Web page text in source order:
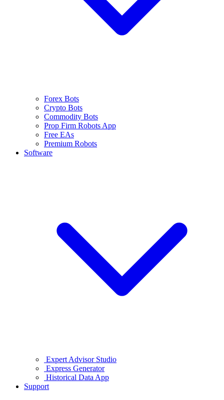
Forex Bots
Crypto Bots
Commodity Bots
Prop Firm Robots App
Free EAs
Premium Robots
Software
Expert Advisor Studio
Express Generator
Historical Data App
Support